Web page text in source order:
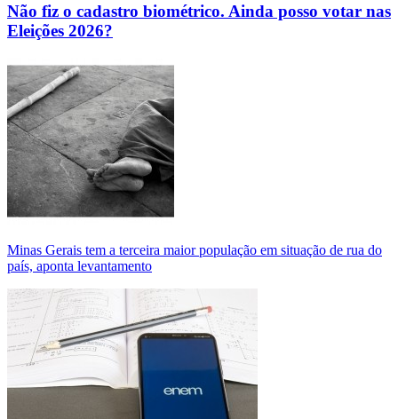
Não fiz o cadastro biométrico. Ainda posso votar nas
Eleições 2026?
Minas Gerais tem a terceira maior população em situação de rua do
país, aponta levantamento